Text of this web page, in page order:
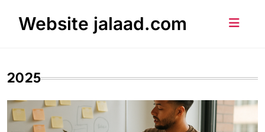
Website jalaad.com
2025